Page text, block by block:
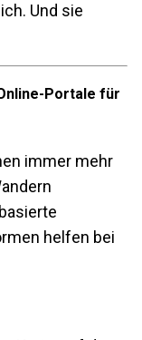
Und sie
Portale für
immer mehr
helfen bei